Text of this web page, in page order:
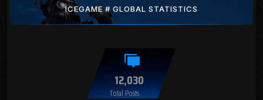
ICEGAME # GLOBAL STATISTICS
12,030
Total Posts